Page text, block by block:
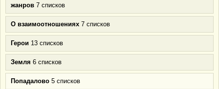
жанров 7 списков
О взаимоотношениях 7 списков
Герои 13 списков
Земля 6 списков
Попадалово 5 списков